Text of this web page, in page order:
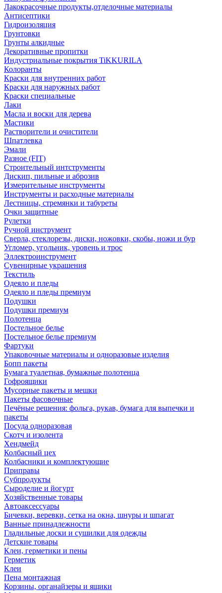
Лакокрасочные продукты,отделочные материалы
Антисептики
Гидроизоляция
Грунтовки
Грунты алкидные
Декоративные пропитки
Индустриальные покрытия TiKKURILA
Колоранты
Краски для внутренних работ
Краски для наружных работ
Краски специальные
Лаки
Масла и воски для дерева
Мастики
Растворители и очистители
Шпатлевка
Эмали
Разное (FIT)
Строительный интструменты
Дискип, пильные и аброзив
Измерительные инструменты
Инструменты и расходные материалы
Лестницы, стремянки и табуреты
Очки защитные
Рулетки
Ручной инструмент
Сверла, стеклорезы, диски, ножовки, скобы, ножи и бур
Угломер, угольник, уровень и трос
Эллектроинструмент
Сувенирные украшения
Текстиль
Одеяло и пледы
Одеяло и пледы премиум
Подушки
Подушки премиум
Полотенца
Постельное белье
Постельное белье премиум
Фартуки
Упаковочные материалы и одноразовые изделия
Бопп пакеты
Бумага туалетная, бумажные полотенца
Гофроящики
Мусорные пакеты и мешки
Пакеты фасовочные
Печёные решения: фольга, рукав, бумага для выпечки и
пакеты
Посуда одноразовая
Скотч и изолента
Хендмейд
Колбасный цех
Колбасники и комплектующие
Приправы
Субпродукты
Сыроделие и йогурт
Хозяйственные товары
Автоаксессуары
Бичевки, веревки, сетка на окна, шнуры и шпагат
Ванные принадлежности
Гладильные доски и сушилки для одежды
Детские товары
Клеи, герметики и пены
Герметик
Клеи
Пена монтажная
Корзины, органайзеры и ящики